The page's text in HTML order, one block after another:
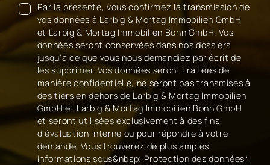
Par la présente, vous confirmez la transmission de
vos données à Larbig & Mortag Immobilien GmbH
et Larbig & Mortag Immobilien Bonn GmbH. Vos
données seront conservées dans nos dossiers
jusqu'à ce que vous nous demandiez par écrit de
les supprimer. Vos données seront traitées de
manière confidentielle, ne seront pas transmises à
des tiers en dehors de Larbig & Mortag Immobilien
GmbH et Larbig & Mortag Immobilien Bonn GmbH
et seront utilisées exclusivement à des fins
d'évaluation interne ou pour répondre à votre
demande. Vous trouverez de plus amples
informations sous&nbsp; Protection des données*